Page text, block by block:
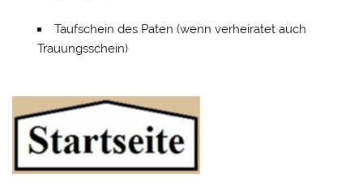
Taufschein des Paten (wenn verheiratet auch
Trauungsschein)